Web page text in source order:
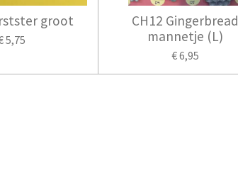
groot
5,75
CH12 Gingerbread
mannetje (L)
€ 6,95